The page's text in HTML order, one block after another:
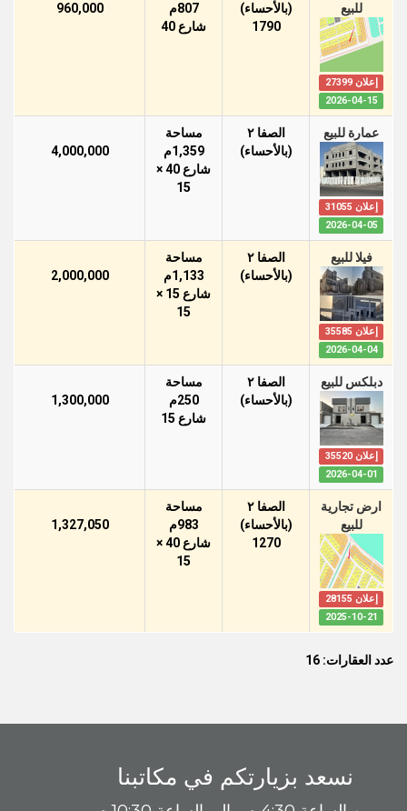
للبيع
إعلان 27399
2026-04-15
(بالأحساء)
1790
807م
شارع 40
960,000
عمارة للبيع
إعلان 31055
2026-04-05
الصفا ٢
(بالأحساء)
مساحة
1,359م
شارع 40 ×
15
4,000,000
فيلا للبيع
إعلان 35585
2026-04-04
الصفا ٢
(بالأحساء)
مساحة
1,133م
شارع 15 ×
15
2,000,000
دبلكس للبيع
إعلان 35520
2026-04-01
الصفا ٢
(بالأحساء)
مساحة
250م
شارع 15
1,300,000
ارض تجارية
للبيع
إعلان 28155
2025-10-21
الصفا ٢
(بالأحساء)
1270
مساحة
983م
شارع 40 ×
15
1,327,050
عدد العقارات: 16
نسعد بزيارتكم في مكاتبنا